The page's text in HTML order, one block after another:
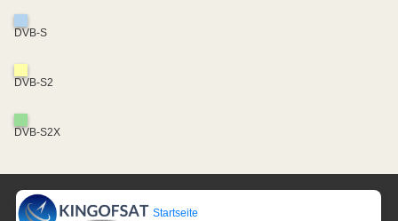
DVB-S
DVB-S2
DVB-S2X
Startseite